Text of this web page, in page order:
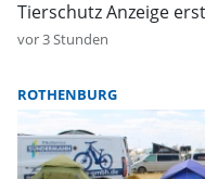
Tierschutz Anzeige
vor 3 Stunden
ROTHENBURG